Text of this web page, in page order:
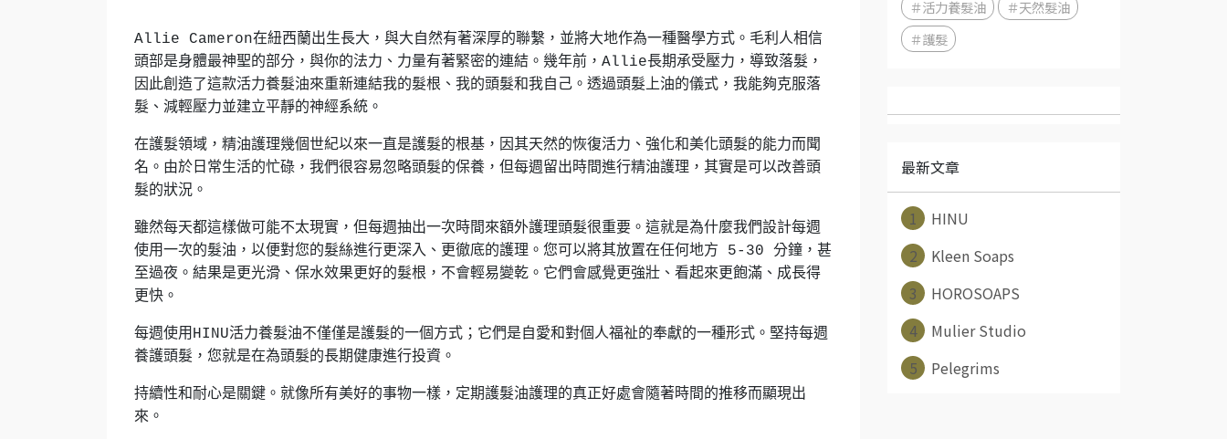
Allie Cameron在紐西蘭出生長大，與大自然有著深厚的聯繫，並將大地作為一種醫學方式。毛利人相信
頭部是身體最神聖的部分，與你的法力、力量有著緊密的連結。幾年前，Allie長期承受壓力，導致落髮，
因此創造了這款活力養髮油來重新連結我的髮根、我的頭髮和我自己。透過頭髮上油的儀式，我能夠克服落
髮、減輕壓力並建立平靜的神經系統。
在護髮領域，精油護理幾個世紀以來一直是護髮的根基，因其天然的恢復活力、強化和美化頭髮的能力而聞
名。由於日常生活的忙碌，我們很容易忽略頭髮的保養，但每週留出時間進行精油護理，其實是可以改善頭
髮的狀況。
雖然每天都這樣做可能不太現實，但每週抽出一次時間來額外護理頭髮很重要。這就是為什麼我們設計每週
使用一次的髮油，以便對您的髮絲進行更深入、更徹底的護理。您可以將其放置在任何地方 5-30 分鐘，甚
至過夜。結果是更光滑、保水效果更好的髮根，不會輕易變乾。它們會感覺更強壯、看起來更飽滿、成長得
更快。
每週使用HINU活力養髮油不僅僅是護髮的一個方式；它們是自愛和對個人福祉的奉獻的一種形式。堅持每週
養護頭髮，您就是在為頭髮的長期健康進行投資。
持續性和耐心是關鍵。就像所有美好的事物一樣，定期護髮油護理的真正好處會隨著時間的推移而顯現出
來。
＃活力養髮油
＃天然髮油
＃護髮
最新文章
1
HINU
2
Kleen Soaps
3
HOROSOAPS
4
Mulier Studio
5
Pelegrims